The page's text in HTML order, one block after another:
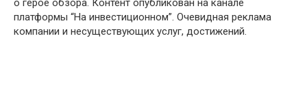
о герое обзора. Контент опубликован на канале
платформы “На инвестиционном”. Очевидная реклама
компании и несуществующих услуг, достижений.